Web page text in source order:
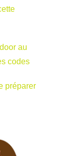
au
codes
préparer